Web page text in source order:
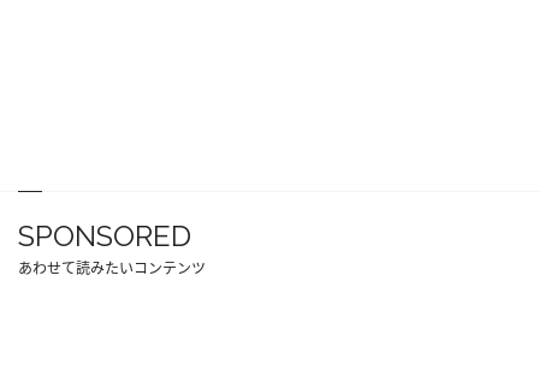
SPONSORED
あわせて読みたいコンテンツ